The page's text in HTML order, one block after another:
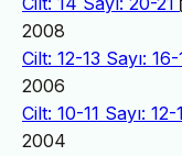
2008
Cilt: 12-13 Sayı:
2006
Cilt: 10-11 Sayı:
2004